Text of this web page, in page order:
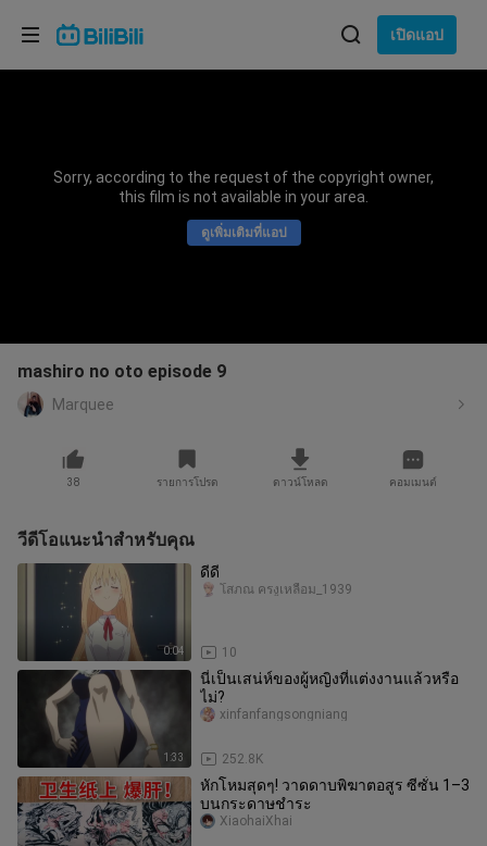
เปิดแอป
Sorry, according to the request of the copyright owner,
this film is not available in your area.
ดูเพิ่มเติมที่แอป
mashiro no oto episode 9
Marquee
38 รายการโปรด ดาวน์โหลด คอมเมนต์
วีดีโอแนะนำสำหรับคุณ
0:04
ดีดี
10
โสภณ ครงูเหลือม_1939
1:33
นี่เป็นเสน่ห์ของผู้หญิงที่แต่งงานแล้วหรือ
ไม่?
252.8K
xinfanfangsongniang
หักโหมสุดๆ! วาดดาบพิฆาตอสูร ซีซั่น 1–3
บนกระดาษชำระ
XiaohaiXhai
เลือกภาษา